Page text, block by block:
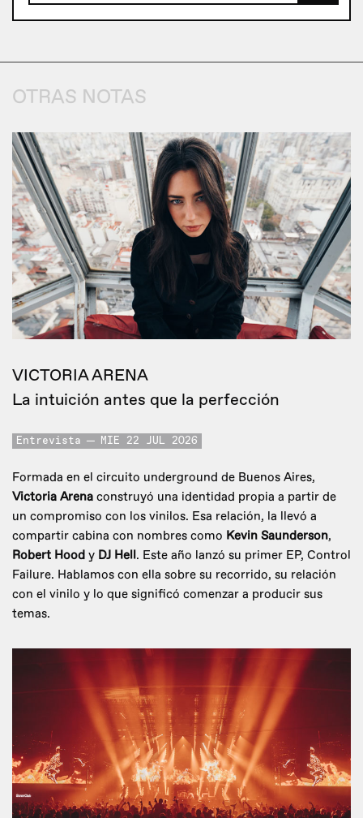
OTRAS NOTAS
VICTORIA ARENA
La intuición antes que la perfección
Entrevista MIE 22 JUL 2026
Formada en el circuito underground de Buenos Aires,
Victoria Arena construyó una identidad propia a partir de
un compromiso con los vinilos. Esa relación, la llevó a
compartir cabina con nombres como Kevin Saunderson,
Robert Hood y DJ Hell. Este año lanzó su primer EP, Control
Failure. Hablamos con ella sobre su recorrido, su relación
con el vinilo y lo que significó comenzar a producir sus
temas.